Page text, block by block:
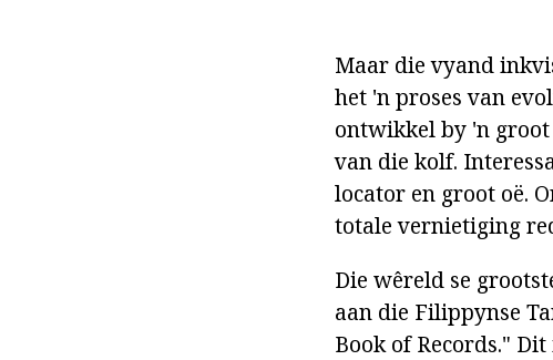
Maar die vyand
het 'n proses van
ontwikkel by 'n groot
van die kolf.
locator en groot oë.
totale vernietiging
Die wêreld se
aan die Filippynse
Book of Records."